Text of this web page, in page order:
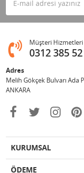
Müşteri Hizmetleri
0312 385 52
Adres
Melih Gökçek Bulvarı Ada
ANKARA
KURUMSAL
ÖDEME